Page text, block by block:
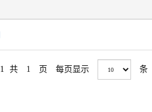
1 共 1 页 每页显示 条